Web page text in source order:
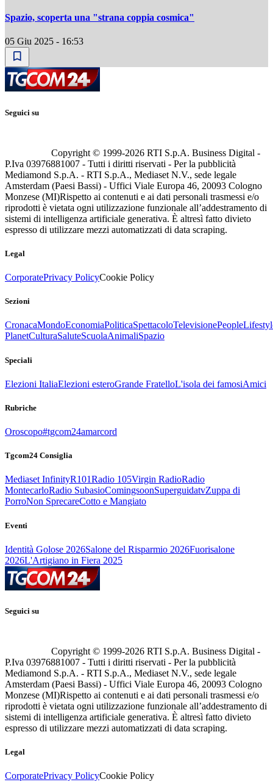
Spazio, scoperta una "strana coppia cosmica"
05 Giu 2025 - 16:53
Seguici su
Copyright © 1999-2026 RTI S.p.A. Business Digital -
P.Iva 03976881007 - Tutti i diritti riservati - Per la pubblicità
Mediamond S.p.A. - RTI S.p.A., Mediaset N.V., sede legale
Amsterdam (Paesi Bassi) - Uffici Viale Europa 46, 20093 Cologno
Monzese (MI)Rispetto ai contenuti e ai dati personali trasmessi e/o
riprodotti è vietata ogni utilizzazione funzionale all’addestramento di
sistemi di intelligenza artificiale generativa. È altresì fatto divieto
espresso di utilizzare mezzi automatizzati di data scraping.
Legal
CorporatePrivacy PolicyCookie Policy
Sezioni
CronacaMondoEconomiaPoliticaSpettacoloTelevisionePeople
PlanetCulturaSaluteScuolaAnimaliSpazio
Speciali
Elezioni ItaliaElezioni esteroGrande FratelloL'isola dei famosiAmici
Rubriche
Oroscopo#tgcom24amarcord
Tgcom24 Consiglia
Mediaset InfinityR101Radio 105Virgin RadioRadio
MontecarloRadio SubasioComingsoonSuperguidatvZuppa di
PorroNon SprecareCotto e Mangiato
Eventi
Identità Golose 2026Salone del Risparmio 2026Fuorisalone
2026L'Artigiano in Fiera 2025
Seguici su
Copyright © 1999-2026 RTI S.p.A. Business Digital -
P.Iva 03976881007 - Tutti i diritti riservati - Per la pubblicità
Mediamond S.p.A. - RTI S.p.A., Mediaset N.V., sede legale
Amsterdam (Paesi Bassi) - Uffici Viale Europa 46, 20093 Cologno
Monzese (MI)Rispetto ai contenuti e ai dati personali trasmessi e/o
riprodotti è vietata ogni utilizzazione funzionale all’addestramento di
sistemi di intelligenza artificiale generativa. È altresì fatto divieto
espresso di utilizzare mezzi automatizzati di data scraping.
Legal
CorporatePrivacy PolicyCookie Policy